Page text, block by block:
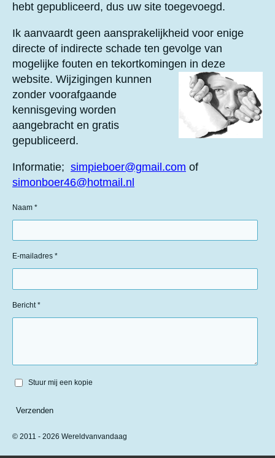
ehebt gepubliceerd, dus uw site toegevoegd.
Ik aanvaardt geen aansprakelijkheid voor enige
directe of indirecte schade ten gevolge van
mogelijke fouten en tekortkomingen in deze
website. Wijzigingen kunnen
zonder voorafgaande
kennisgeving worden
aangebracht en gratis
gepubliceerd.
Informatie; simpieboer@gmail.com of
simonboer46@hotmail.nl
Naam *
E-mailadres *
Bericht *
Stuur mij een kopie
Verzenden
© 2011 - 2026 Wereldvanvandaag